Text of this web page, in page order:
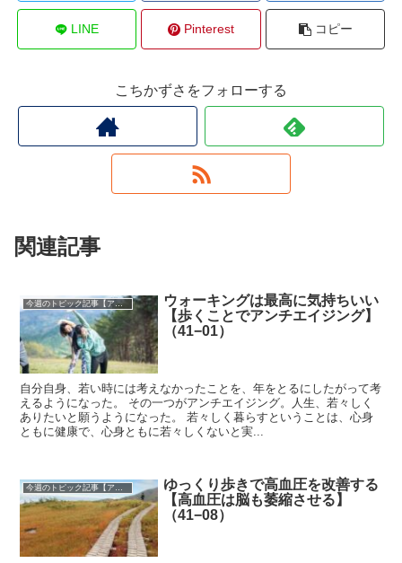
LINE Pinterest コピー
こちかずさをフォローする
関連記事
今週のトピック記事【アーカイブ】
ウォーキングは最高に気持ちいい
【歩くことでアンチエイジング】
（41−01）
自分自身、若い時には考えなかったことを、年をとるにしたがって考
えるようになった。 その一つがアンチエイジング。人生、若々しく
ありたいと願うようになった。 若々しく暮らすということは、心身
ともに健康で、心身ともに若々しくないと実...
ゆっくり歩きで高血圧を改善する
【高血圧は脳も萎縮させる】
（41−08）